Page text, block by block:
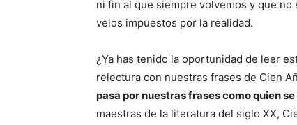
ni fin al que siempre volvemos y que
velos impuestos por la realidad.
¿Ya has tenido la oportunidad de leer
relectura con nuestras frases de Cien
pasa por nuestras frases como quien
maestras de la literatura del siglo XX,